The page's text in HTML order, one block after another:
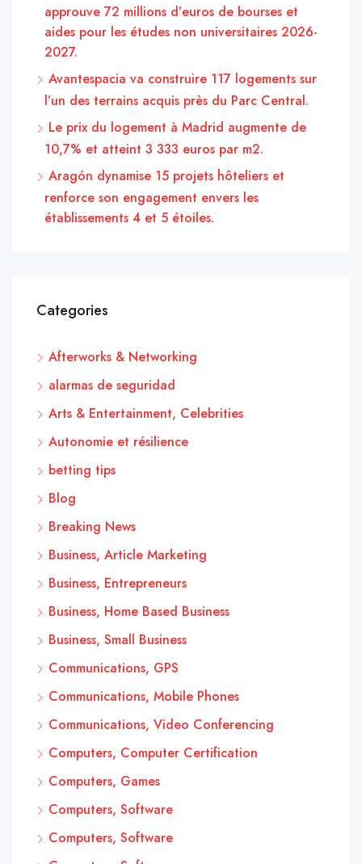
approuve 72 millions d’euros de bourses et
aides pour les études non universitaires 2026-
2027.
Avantespacia va construire 117 logements sur
l’un des terrains acquis près du Parc Central.
Le prix du logement à Madrid augmente de
10,7% et atteint 3 333 euros par m2.
Aragón dynamise 15 projets hôteliers et
renforce son engagement envers les
établissements 4 et 5 étoiles.
Categories
Afterworks & Networking
alarmas de seguridad
Arts & Entertainment, Celebrities
Autonomie et résilience
betting tips
Blog
Breaking News
Business, Article Marketing
Business, Entrepreneurs
Business, Home Based Business
Business, Small Business
Communications, GPS
Communications, Mobile Phones
Communications, Video Conferencing
Computers, Computer Certification
Computers, Games
Computers, Software
Computers, Software